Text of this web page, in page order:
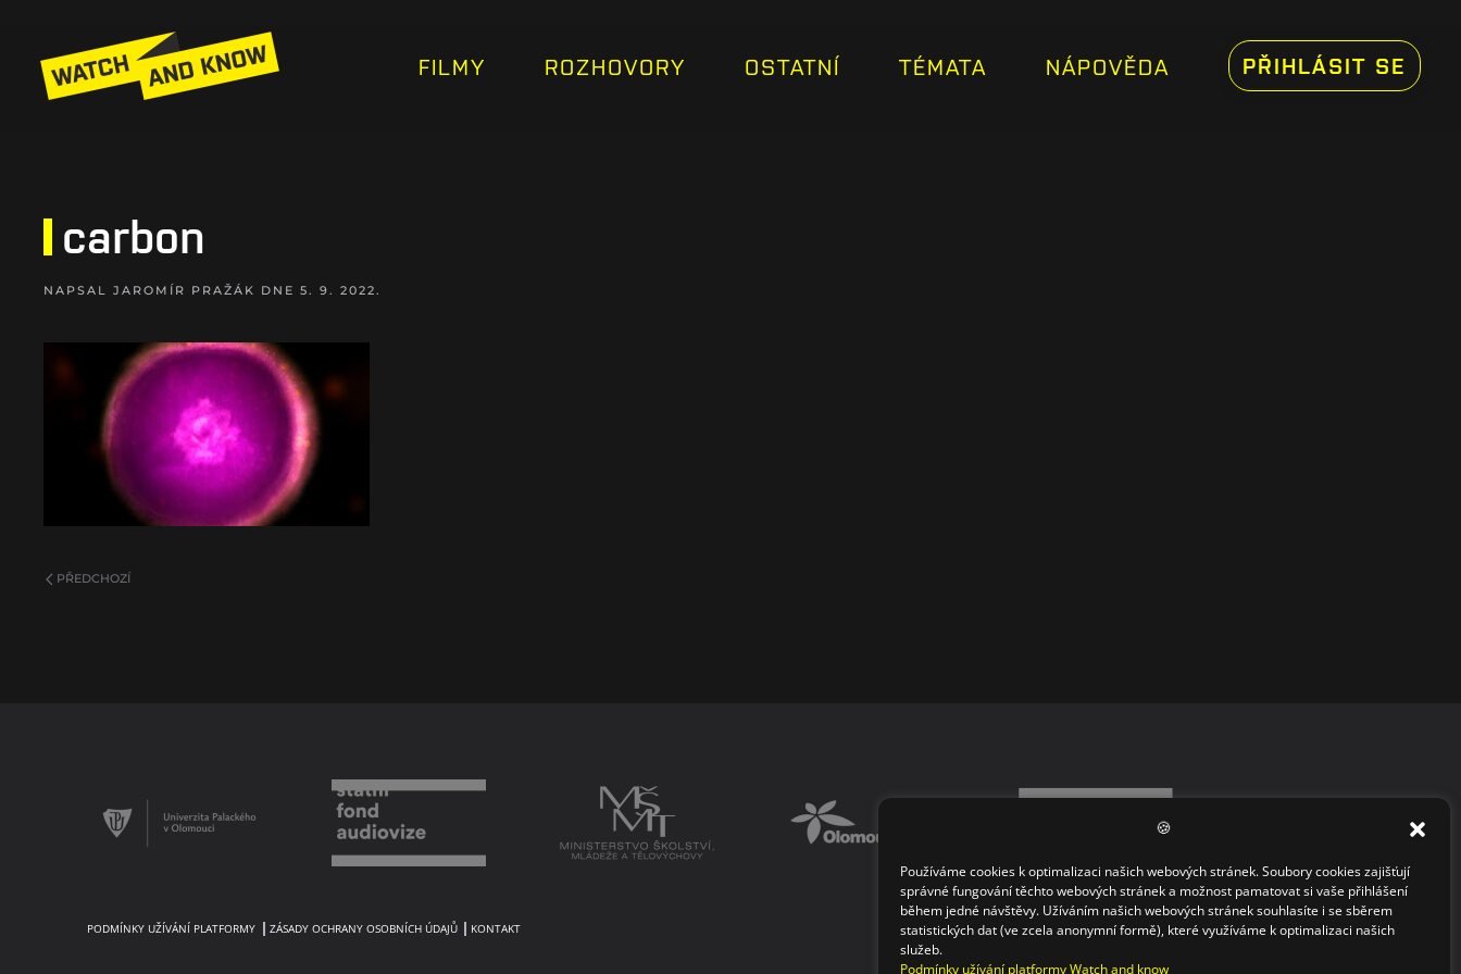
🍪
Používáme cookies k optimalizaci našich webových stránek. Soubory cookies zajišťují
správné fungování těchto webových stránek a možnost pamatovat si vaše přihlášení
během jedné návštěvy. Užíváním našich webových stránek souhlasíte i se sběrem
statistických dat (ve zcela anonymní formě), které využíváme k optimalizaci našich
služeb.
Podmínky užívání platformy Watch and know
FILMY ROZHOVORY OSTATNÍ TÉMATA NÁPOVĚDA PŘIHLÁSIT SE
carbon
NAPSAL JAROMÍR PRAŽÁK DNE 5. 9. 2022.
PŘEDCHOZÍ
PODMÍNKY UŽÍVÁNÍ PLATFORMY ZÁSADY OCHRANY OSOBNÍCH ÚDAJŮ KONTAKT